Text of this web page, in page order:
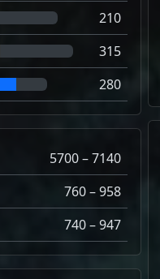
210
315
280
5700 – 7140
760 – 958
740 – 947